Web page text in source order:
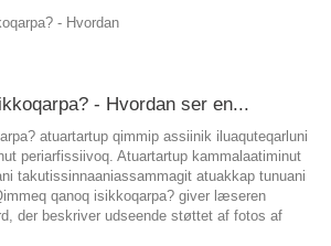
- Hvordan ser en...
atuartartup qimmip assiinik iluaquteqarluni
periarfissiivoq. Atuartartup kammalaatiminut
takutissinnaaniassammagit atuakkap tunuani
qanoq isikkoqarpa? giver læseren
der beskriver udseende støttet af fotos af